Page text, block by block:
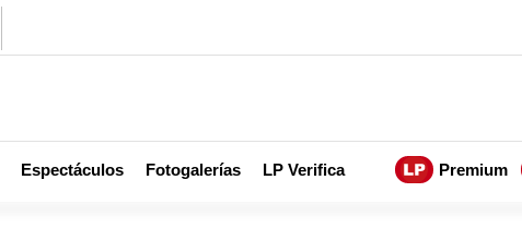
Espectáculos Fotogalerías LP Verifica Premium